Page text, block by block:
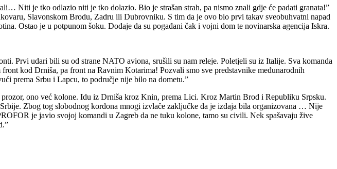
Niti je tko odlazio niti je tko dolazio. Bio je strašan strah, pa nismo znali gdje će padati granata!”
Slavonskom Brodu, Zadru ili Dubrovniku. S tim da je ovo bio prvi takav sveobuhvatni napad
Ostao je u potpunom šoku. Dodaje da su pogađani čak i vojni dom te novinarska agencija Iskra.
Prvi udari bili su od strane NATO aviona, srušili su nam releje. Poletjeli su iz Italije. Sva komanda
kod Drniša, pa front na Ravnim Kotarima! Pozvali smo sve predstavnike međunarodnih
prema Srbu i Lapcu, to područje nije bilo na dometu.”
ono već kolone. Idu iz Drniša kroz Knin, prema Lici. Kroz Martin Brod i Republiku Srpsku.
Zbog tog slobodnog kordona mnogi izvlače zaključke da je izdaja bila organizovana … Nije
je javio svojoj komandi u Zagreb da ne tuku kolone, tamo su civili. Nek spašavaju žive